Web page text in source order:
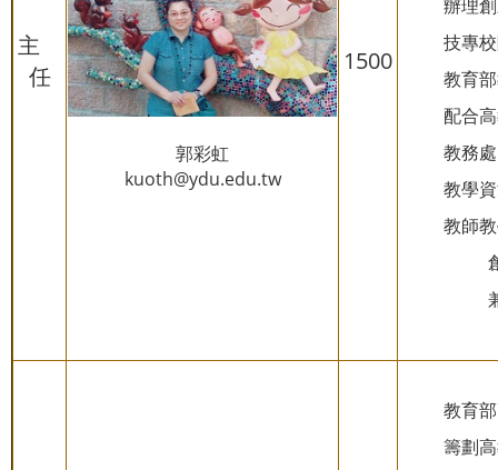
主
任
郭彩虹
kuoth@ydu.edu.tw
1500
辦理
技專
教育
配合
教務
教學
教師
教育
籌劃